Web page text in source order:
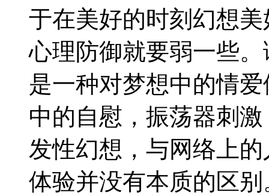
于在美好的时刻幻想
心理防御就要弱一些
是一种对梦想中的情
中的自慰，振荡器刺
发性幻想，与网络上
体验并没有本质的区